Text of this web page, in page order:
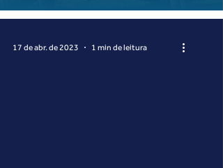
17 de abr. de 2023 1 min de leitura